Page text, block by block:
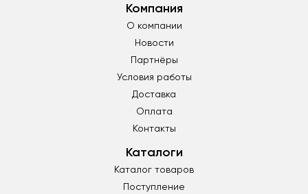
Компания
О компании
Новости
Партнёры
Условия работы
Доставка
Оплата
Контакты
Каталоги
Каталог товаров
Поступление